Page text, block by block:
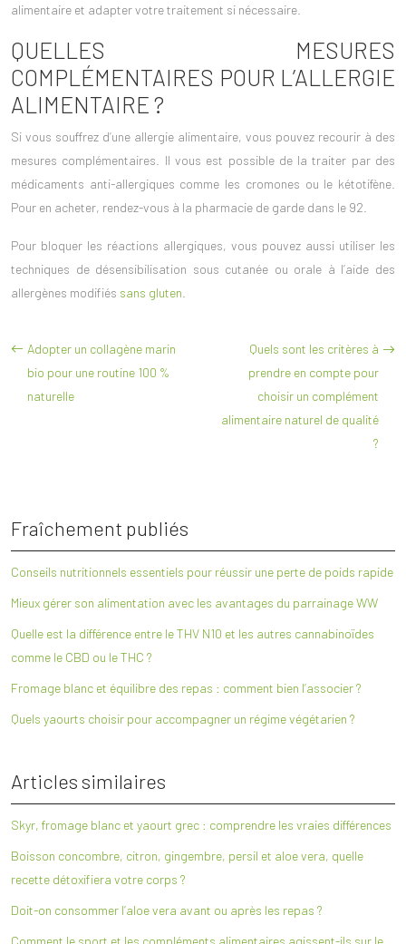
alimentaire et adapter votre traitement si nécessaire.
QUELLES MESURES
COMPLÉMENTAIRES POUR L’ALLERGIE
ALIMENTAIRE ?
Si vous souffrez d’une allergie alimentaire, vous pouvez recourir à des
mesures complémentaires. Il vous est possible de la traiter par des
médicaments anti-allergiques comme les cromones ou le kétotifène.
Pour en acheter, rendez-vous à la pharmacie de garde dans le 92
Pour bloquer les réactions allergiques, vous pouvez aussi utiliser les
techniques de désensibilisation sous cutanée ou orale à l’aide des
allergènes modifiés sans gluten
Adopter un collagène marin
bio pour une routine 100 %
naturelle
Quels sont les critères à
prendre en compte pour
choisir un complément
alimentaire naturel de qualité
?
Fraîchement publiés
Conseils nutritionnels essentiels pour réussir une perte de poids rapide
Mieux gérer son alimentation avec les avantages du parrainage WW
Quelle est la différence entre le THV N10 et les autres cannabinoïdes
comme le CBD ou le THC ?
Fromage blanc et équilibre des repas : comment bien l’associer ?
Quels yaourts choisir pour accompagner un régime végétarien ?
Articles similaires
Skyr, fromage blanc et yaourt grec : comprendre les vraies différences
Boisson concombre, citron, gingembre, persil et aloe vera, quelle
recette détoxifiera votre corps ?
Doit-on consommer l’aloe vera avant ou après les repas ?
Comment le sport et les compléments alimentaires agissent-ils sur le